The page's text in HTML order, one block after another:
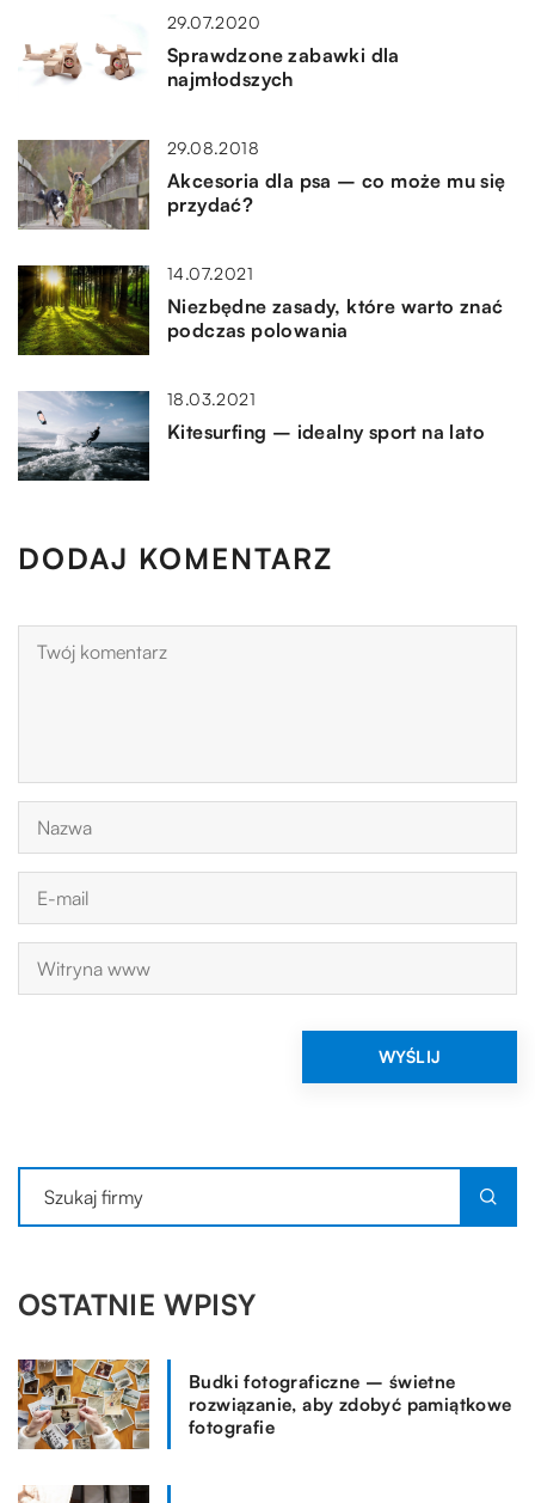
29.07.2020
Sprawdzone zabawki dla
najmłodszych
29.08.2018
Akcesoria dla psa – co może mu się
przydać?
14.07.2021
Niezbędne zasady, które warto znać
podczas polowania
18.03.2021
Kitesurfing – idealny sport na lato
DODAJ KOMENTARZ
OSTATNIE WPISY
Budki fotograficzne – świetne
rozwiązanie, aby zdobyć pamiątkowe
fotografie